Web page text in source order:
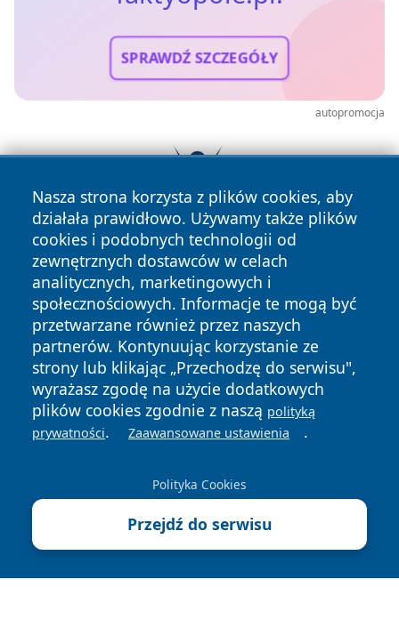
SPRAWDŹ SZCZEGÓŁY
autopromocja
Nasza strona korzysta z plików cookies, aby
działała prawidłowo. Używamy także plików
cookies i podobnych technologii od
zewnętrznych dostawców w celach
analitycznych, marketingowych i
społecznościowych. Informacje te mogą być
przetwarzane również przez naszych
partnerów. Kontynuując korzystanie ze
strony lub klikając „Przechodzę do serwisu",
wyrażasz zgodę na użycie dodatkowych
plików cookies zgodnie z naszą polityką
prywatności. Zaawansowane ustawienia .
Polityka Cookies
Przejdź do serwisu
Copyright © 2026 faktyopole.pl Wszystkie prawa zastrzeżone.
News Autorzy
Polityka
Polityka